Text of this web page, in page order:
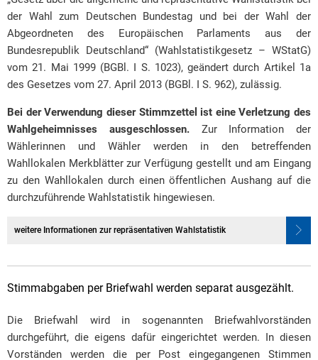
der Wahl zum Deutschen Bundestag und bei der Wahl der
Abgeordneten des Europäischen Parlaments aus der
Bundesrepublik Deutschland“ (Wahlstatistikgesetz – WStatG)
vom 21. Mai 1999 (BGBl. I S. 1023), geändert durch Artikel 1a
des Gesetzes vom 27. April 2013 (BGBl. I S. 962), zulässig.
Bei der Verwendung dieser Stimmzettel ist eine Verletzung des
Wahlgeheimnisses ausgeschlossen.Zur Information der
Wählerinnen und Wähler werden in den betreffenden
Wahllokalen Merkblätter zur Verfügung gestellt und am Eingang
zu den Wahllokalen durch einen öffentlichen Aushang auf die
durchzuführende Wahlstatistik hingewiesen.
weitere Informationen zur repräsentativen Wahlstatistik
Stimmabgaben per Briefwahl werden separat ausgezählt.
Die Briefwahl wird in sogenannten Briefwahlvorständen
durchgeführt, die eigens dafür eingerichtet werden. In diesen
Vorständen werden die per Post eingegangenen Stimmen